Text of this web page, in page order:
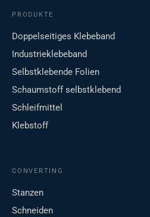
PRODUKTE
Doppelseitiges Klebeband
Industrieklebeband
Selbstklebende Folien
Schaumstoff selbstklebend
Schleifmittel
Klebstoff
CONVERTING
Stanzen
Schneiden